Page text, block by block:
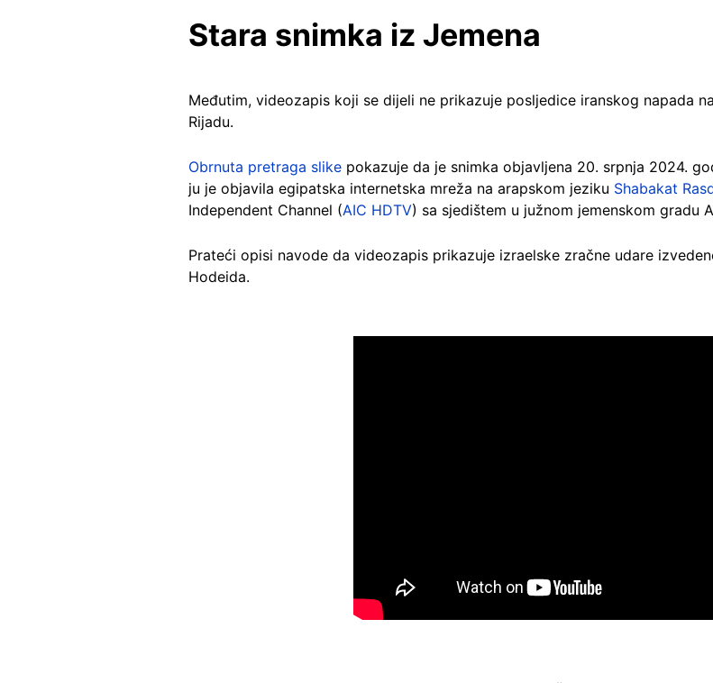
Stara snimka iz Jemena
Međutim, videozapis koji se dijeli ne prikazuje posljedice iranskog napada
Rijadu.
Obrnuta pretraga slike pokazuje da je snimka objavljena 20. srpnja 2024.
ju je objavila egipatska internetska mreža na arapskom jeziku Shabakat
Independent Channel (AIC HDTV) sa sjedištem u južnom jemenskom gradu
Prateći opisi navode da videozapis prikazuje izraelske zračne udare
Hodeida.